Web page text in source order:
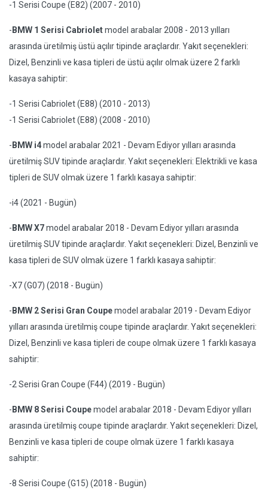
-1 Serisi Coupe (E82) (2007 - 2010)
- BMW 1 Serisi Cabrioletmodel arabalar 2008 - 2013 yılları
arasında üretilmiş üstü açılır tipinde araçlardır. Yakıt seçenekleri:
Dizel, Benzinli ve kasa tipleri de üstü açılır olmak üzere 2 farklı
kasaya sahiptir:
-1 Serisi Cabriolet (E88) (2010 - 2013)
-1 Serisi Cabriolet (E88) (2008 - 2010)
- BMW i4model arabalar 2021 - Devam Ediyor yılları arasında
üretilmiş SUV tipinde araçlardır. Yakıt seçenekleri: Elektrikli ve kasa
tipleri de SUV olmak üzere 1 farklı kasaya sahiptir:
-i4 (2021 - Bugün)
- BMW X7model arabalar 2018 - Devam Ediyor yılları arasında
üretilmiş SUV tipinde araçlardır. Yakıt seçenekleri: Dizel, Benzinli ve
kasa tipleri de SUV olmak üzere 1 farklı kasaya sahiptir:
-X7 (G07) (2018 - Bugün)
- BMW 2 Serisi Gran Coupemodel arabalar 2019 - Devam Ediyor
yılları arasında üretilmiş coupe tipinde araçlardır. Yakıt seçenekleri:
Dizel, Benzinli ve kasa tipleri de coupe olmak üzere 1 farklı kasaya
sahiptir:
-2 Serisi Gran Coupe (F44) (2019 - Bugün)
- BMW 8 Serisi Coupemodel arabalar 2018 - Devam Ediyor yılları
arasında üretilmiş coupe tipinde araçlardır. Yakıt seçenekleri: Dizel,
Benzinli ve kasa tipleri de coupe olmak üzere 1 farklı kasaya
sahiptir:
-8 Serisi Coupe (G15) (2018 - Bugün)